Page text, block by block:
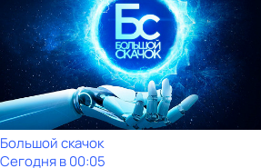
Большой скачок
Сегодня в 00:05